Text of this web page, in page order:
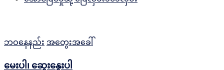
ဘဝနေနည်း အတွေးအခေါ်
မေးပါ၊ ဆွေးနွေးပါ